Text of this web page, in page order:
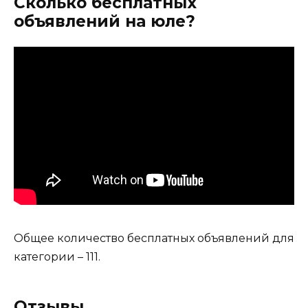
объявлений на юле?
Общее количество бесплатных объявлений для
категории – 111.